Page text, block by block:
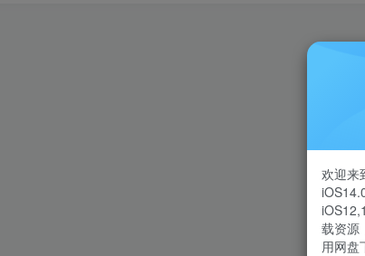
欢迎来
载资源
用网盘